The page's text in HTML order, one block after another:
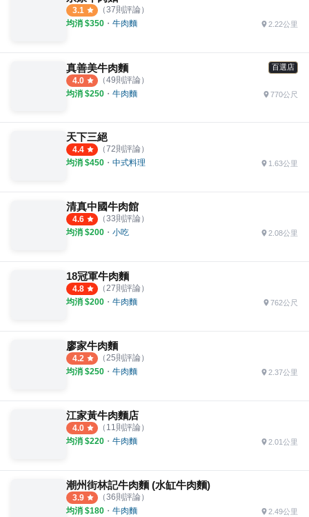
3.1 （37則評論）
均消 $350 ・ 牛肉麵 2.22公里
真善美牛肉麵 百選店
4.0 （49則評論）
均消 $250 ・ 牛肉麵 770公尺
天下三絕
4.4 （72則評論）
均消 $450 ・ 中式料理 1.63公里
清真中國牛肉館
4.6 （33則評論）
均消 $200 ・ 小吃 2.08公里
18冠軍牛肉麵
4.8 （27則評論）
均消 $200 ・ 牛肉麵 762公尺
廖家牛肉麵
4.2 （25則評論）
均消 $250 ・ 牛肉麵 2.37公里
江家黃牛肉麵店
4.0 （ 11則評論）
均消 $220 ・ 牛肉麵 2.01公里
潮州街林記牛肉麵 (水缸牛肉麵)
3.9 （36則評論）
均消 $180 ・ 牛肉麵 2.49公里